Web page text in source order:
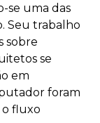
se uma das
Seu trabalho
sobre
se
em
foram
o fluxo